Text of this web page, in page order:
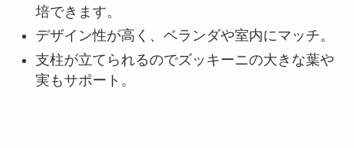
培できます。
デザイン性が高く、ベランダや室内にマッチ。
支柱が立てられるのでズッキーニの大きな葉や
実もサポート。